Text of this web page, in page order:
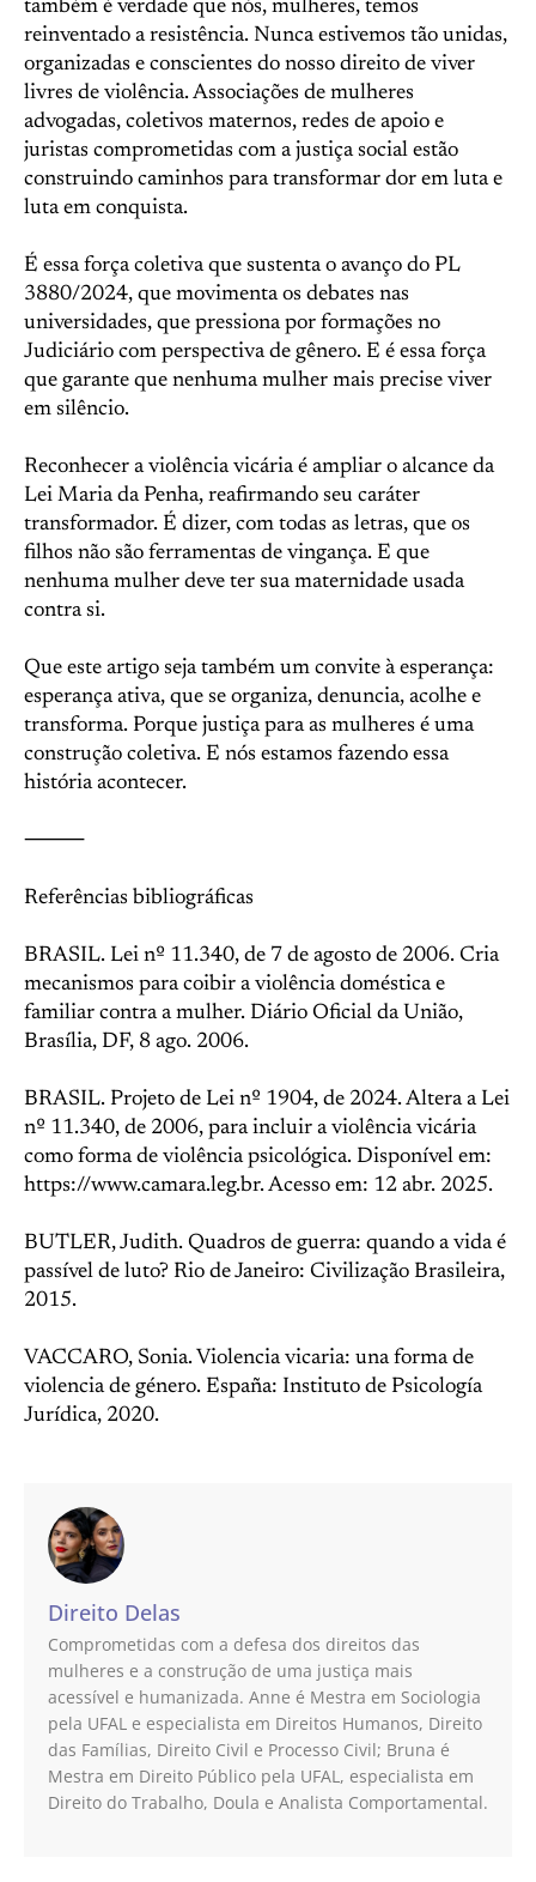
também é verdade que nós, mulheres, temos
reinventado a resistência. Nunca estivemos tão unidas,
organizadas e conscientes do nosso direito de viver
livres de violência. Associações de mulheres
advogadas, coletivos maternos, redes de apoio e
juristas comprometidas com a justiça social estão
construindo caminhos para transformar dor em luta e
luta em conquista.
É essa força coletiva que sustenta o avanço do PL
3880/2024, que movimenta os debates nas
universidades, que pressiona por formações no
Judiciário com perspectiva de gênero. E é essa força
que garante que nenhuma mulher mais precise viver
em silêncio.
Reconhecer a violência vicária é ampliar o alcance da
Lei Maria da Penha, reafirmando seu caráter
transformador. É dizer, com todas as letras, que os
filhos não são ferramentas de vingança. E que
nenhuma mulher deve ter sua maternidade usada
contra si.
Que este artigo seja também um convite à esperança:
esperança ativa, que se organiza, denuncia, acolhe e
transforma. Porque justiça para as mulheres é uma
construção coletiva. E nós estamos fazendo essa
história acontecer.
⸻
Referências bibliográficas
BRASIL. Lei nº 11.340, de 7 de agosto de 2006. Cria
mecanismos para coibir a violência doméstica e
familiar contra a mulher. Diário Oficial da União,
Brasília, DF, 8 ago. 2006.
BRASIL. Projeto de Lei nº 1904, de 2024. Altera a Lei
nº 11.340, de 2006, para incluir a violência vicária
como forma de violência psicológica. Disponível em:
https://www.camara.leg.br. Acesso em: 12 abr. 2025.
BUTLER, Judith. Quadros de guerra: quando a vida é
passível de luto? Rio de Janeiro: Civilização Brasileira,
2015.
VACCARO, Sonia. Violencia vicaria: una forma de
violencia de género. España: Instituto de Psicología
Jurídica, 2020.
Direito Delas
Comprometidas com a defesa dos direitos das
mulheres e a construção de uma justiça mais
acessível e humanizada. Anne é Mestra em Sociologia
pela UFAL e especialista em Direitos Humanos, Direito
das Famílias, Direito Civil e Processo Civil; Bruna é
Mestra em Direito Público pela UFAL, especialista em
Direito do Trabalho, Doula e Analista Comportamental.